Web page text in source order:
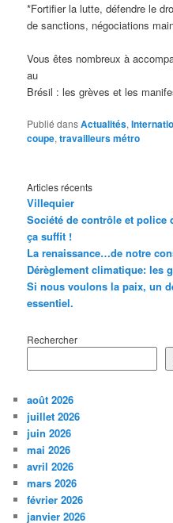
*Fortifier la lutte, défendre le
de sanctions, négociations
Vous êtes nombreux à
au
Brésil : les grèves et les
Publié dansActualités,
coupe,travailleurs métro
Articles récents
Villequier
Société de contrôle et police
ça suffit !
La renaissance…de notre
Dérèglement climatique: les
Si nous voulons la paix, un
essentiel.
Rechercher
août 2026
juillet 2026
juin 2026
mai 2026
avril 2026
mars 2026
février 2026
janvier 2026